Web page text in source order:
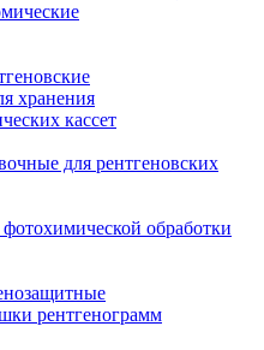
хранения
кассет
для рентгеновских
обработки
рентгенограмм